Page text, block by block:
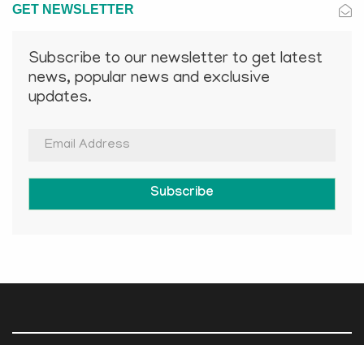
GET NEWSLETTER
Subscribe to our newsletter to get latest
news, popular news and exclusive
updates.
Subscribe